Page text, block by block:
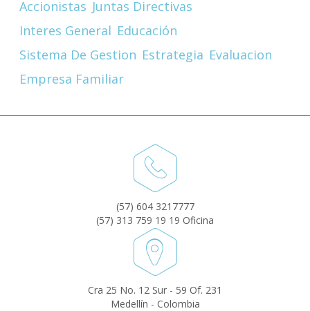
Accionistas Juntas Directivas
Interes General Educación
Sistema De Gestion Estrategia Evaluacion
Empresa Familiar
(57) 604 3217777
(57) 313 759 19 19 Oficina
Cra 25 No. 12 Sur - 59 Of. 231
Medellín - Colombia